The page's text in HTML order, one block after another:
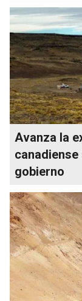
Avanza la
gobierno